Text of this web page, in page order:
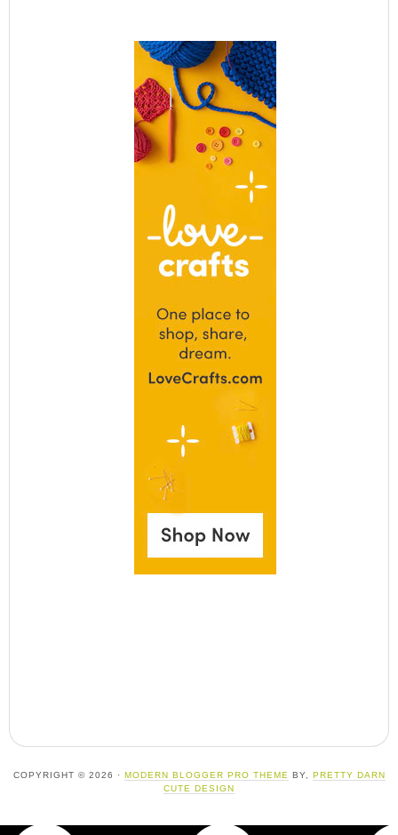
COPYRIGHT © 2026 · MODERN BLOGGER PRO THEME BY, PRETTY DARN
CUTE DESIGN